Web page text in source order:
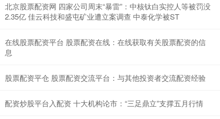
北京股票配资网 四家公司周末“暴雷”：中核钛白实控人等被罚没
2.35亿 佳云科技和盛屯矿业遭立案调查 中泰化学被ST
在线股票配资平台 股票配资在线：在线获取有关股票配资的信
息
股票配资平仓 股票配资交流平台：与其他投资者交流配资经验
配资炒股平台入配资 十大机构论市：“三足鼎立”支撑五月行情